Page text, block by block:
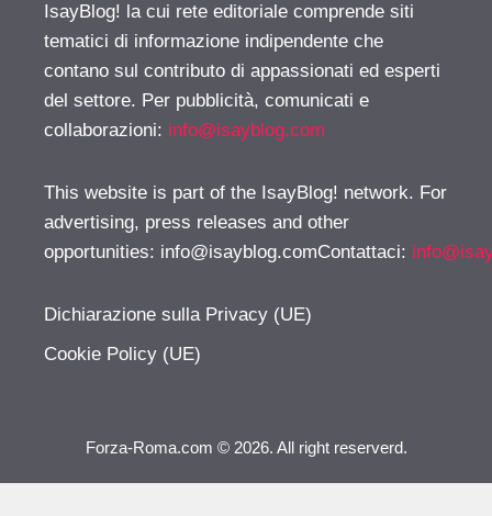
IsayBlog! la cui rete editoriale comprende siti
tematici di informazione indipendente che
contano sul contributo di appassionati ed esperti
del settore. Per pubblicità, comunicati e
collaborazioni: info@isayblog.com
This website is part of the IsayBlog! network. For
advertising, press releases and other
opportunities: info@isayblog.comContattaci:
Dichiarazione sulla Privacy (UE)
Cookie Policy (UE)
Forza-Roma.com © 2026. All right reserverd.